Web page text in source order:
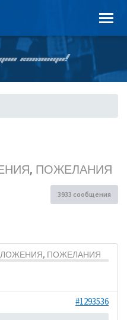
КОМАНДА!
ПОЖЕЛАНИЯ
3933 сообщения
ПОЖЕЛАНИЯ
#1293536